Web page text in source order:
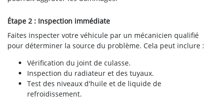
Étape 2 : Inspection immédiate
Faites inspecter votre véhicule par un mécanicien qualifié
pour déterminer la source du problème. Cela peut inclure :
Vérification du joint de culasse.
Inspection du radiateur et des tuyaux.
Test des niveaux d'huile et de liquide de
refroidissement.